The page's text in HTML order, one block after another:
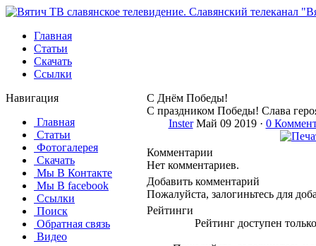
Главная
Статьи
Скачать
Ссылки
Навигация
Главная
Статьи
Фотогалерея
Скачать
Мы В Контакте
Мы В facebook
Ссылки
Поиск
Обратная связь
Видео
С Днём Победы!
С праздником Победы! Слава
InsterМай 09 2019 · 0
Комментарии
Нет комментариев.
Добавить комментарий
Пожалуйста, залогиньтесь для
Рейтинги
Рейтинг доступен